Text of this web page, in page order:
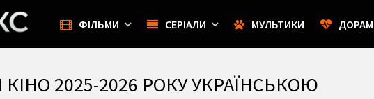
ФІЛЬМИ СЕРІАЛИ МУЛЬТИКИ
2025-2026 РОКУ УКРАЇНСЬКОЮ